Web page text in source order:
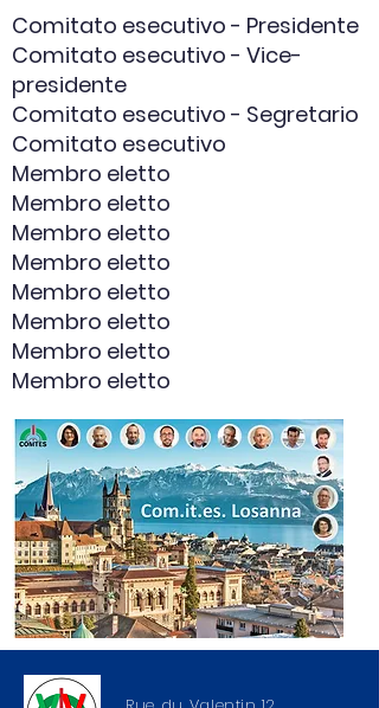
Comitato esecutivo - Presidente
Comitato esecutivo - Vice-
presidente
Comitato esecutivo - Segretario
Comitato esecutivo
Membro eletto
Membro eletto
Membro eletto
Membro eletto
Membro eletto
Membro eletto
Membro eletto
Membro eletto